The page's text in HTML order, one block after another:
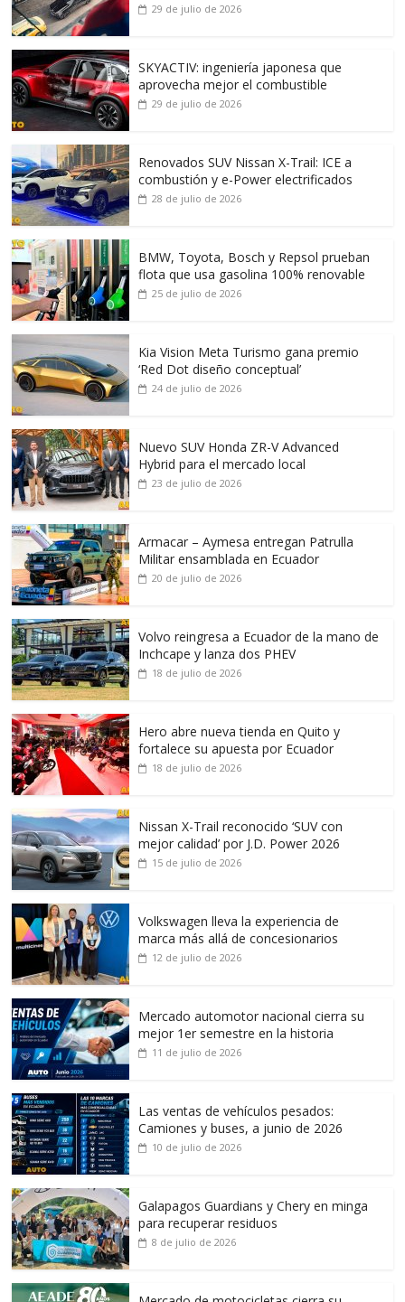
29 de julio de 2026
SKYACTIV: ingeniería japonesa que
aprovecha mejor el combustible
29 de julio de 2026
Renovados SUV Nissan X-Trail: ICE a
combustión y e-Power electrificados
28 de julio de 2026
BMW, Toyota, Bosch y Repsol prueban
flota que usa gasolina 100% renovable
25 de julio de 2026
Kia Vision Meta Turismo gana premio
‘Red Dot diseño conceptual’
24 de julio de 2026
Nuevo SUV Honda ZR-V Advanced
Hybrid para el mercado local
23 de julio de 2026
Armacar – Aymesa entregan Patrulla
Militar ensamblada en Ecuador
20 de julio de 2026
Volvo reingresa a Ecuador de la mano de
Inchcape y lanza dos PHEV
18 de julio de 2026
Hero abre nueva tienda en Quito y
fortalece su apuesta por Ecuador
18 de julio de 2026
Nissan X-Trail reconocido ‘SUV con
mejor calidad’ por J.D. Power 2026
15 de julio de 2026
Volkswagen lleva la experiencia de
marca más allá de concesionarios
12 de julio de 2026
Mercado automotor nacional cierra su
mejor 1er semestre en la historia
11 de julio de 2026
Las ventas de vehículos pesados:
Camiones y buses, a junio de 2026
10 de julio de 2026
Galapagos Guardians y Chery en minga
para recuperar residuos
8 de julio de 2026